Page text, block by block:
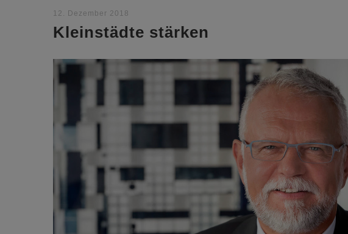
12. Dezember 2018
Kleinstädte stärken